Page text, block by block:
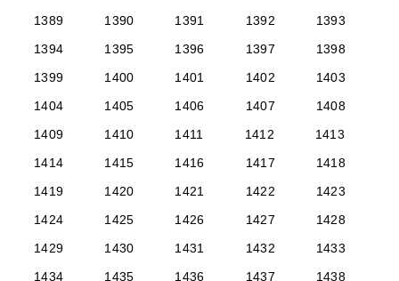
1389
1390 1391 1392
1393
1394
1395 1396 1397
1398
1399
1400 1401 1402
1403
1404
1405 1406 1407
1408
1409
1410 1411 1412
1413
1414
1415 1416 1417
1418
1419
1420 1421 1422
1423
1424
1425 1426 1427
1428
1429
1430 1431 1432
1433
1434
1435 1436 1437 1438